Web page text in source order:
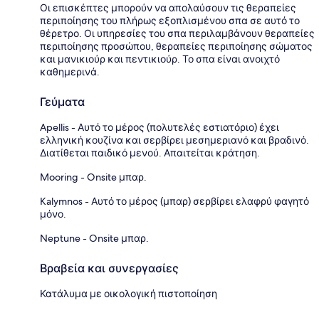
Οι επισκέπτες μπορούν να απολαύσουν τις θεραπείες
περιποίησης του πλήρως εξοπλισμένου σπα σε αυτό το
θέρετρο. Οι υπηρεσίες του σπα περιλαμβάνουν θεραπείες
περιποίησης προσώπου, θεραπείες περιποίησης σώματος
και μανικιούρ και πεντικιούρ. Το σπα είναι ανοιχτό
καθημερινά.
Γεύματα
Apellis - Αυτό το μέρος (πολυτελές εστιατόριο) έχει
ελληνική κουζίνα και σερβίρει μεσημεριανό και βραδινό.
Διατίθεται παιδικό μενού. Απαιτείται κράτηση.
Mooring - Onsite μπαρ.
Kalymnos - Αυτό το μέρος (μπαρ) σερβίρει ελαφρύ φαγητό
μόνο.
Neptune - Onsite μπαρ.
Βραβεία και συνεργασίες
Κατάλυμα με οικολογική πιστοποίηση